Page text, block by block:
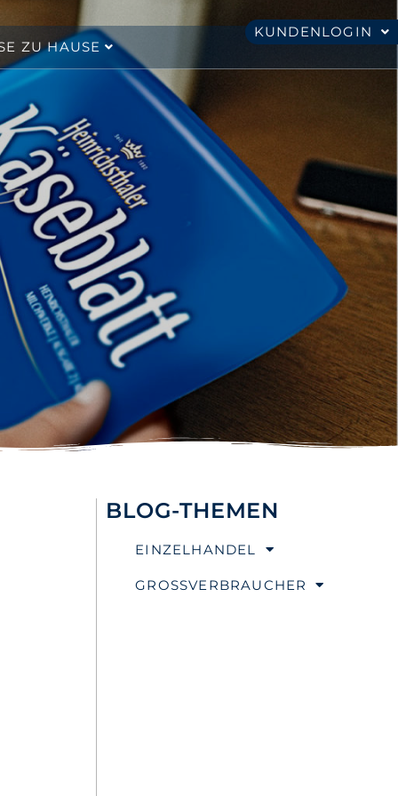
KUNDENLOGIN
ZU HAUSE
BLOG-THEMEN
EINZELHANDEL
GROSSVERBRAUCHER